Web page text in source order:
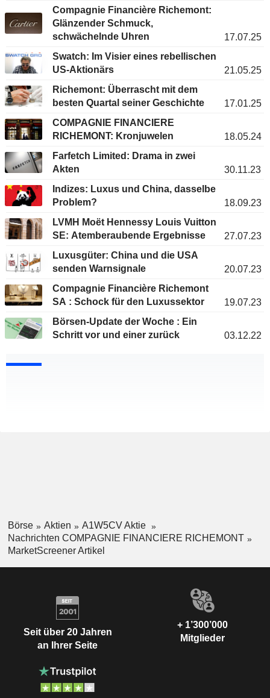
Compagnie Financière Richemont:
Glänzender Schmuck,
schwächelnde Uhren
17.07.25
Swatch: Im Visier eines rebellischen
US-Aktionärs
21.05.25
Richemont: Überrascht mit dem
besten Quartal seiner Geschichte
17.01.25
COMPAGNIE FINANCIERE
RICHEMONT: Kronjuwelen
18.05.24
Farfetch Limited: Drama in zwei
Akten
30.11.23
Indizes: Luxus und China, dasselbe
Problem?
18.09.23
LVMH Moët Hennessy Louis Vuitton
SE: Atemberaubende Ergebnisse
27.07.23
Luxusgüter: China und die USA
senden Warnsignale
20.07.23
Compagnie Financière Richemont
SA : Schock für den Luxussektor
19.07.23
Börsen-Update der Woche : Ein
Schritt vor und einer zurück
03.12.22
Börse Aktien
A1W5CV Aktie
Nachrichten COMPAGNIE FINANCIERE RICHEMONT
MarketScreener Artikel
Seit über 20 Jahren
an Ihrer Seite
+ 1’300’000
Mitglieder